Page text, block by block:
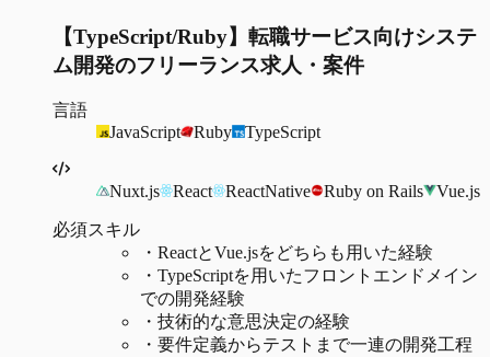
【TypeScript/Ruby】転職サービス向けシステ
ム開発のフリーランス求人・案件
言語
JavaScript
Ruby TypeScript
Nuxt.js React ReactNative Ruby on Rails Vue.js
必須スキル
・ ReactとVue.jsをどちらも用いた経験
・ TypeScriptを用いたフロントエンドメイン
での開発経験
・ 技術的な意思決定の経験
・ 要件定義からテストまで一連の開発工程